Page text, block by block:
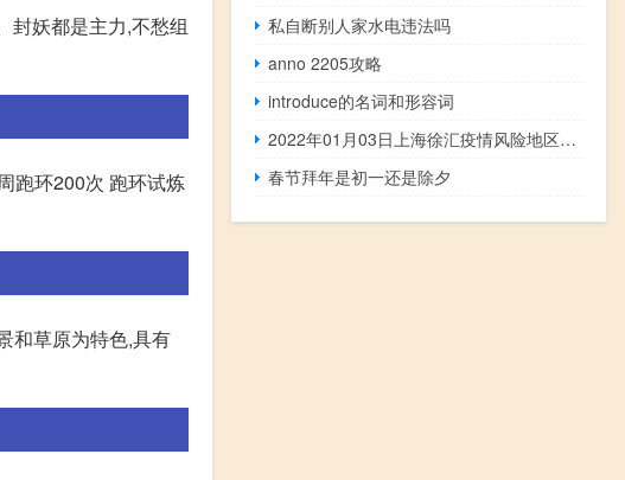
封妖都是主力,不愁组
跑环200次 跑环试炼
和草原为特色,具有
私自断别人家水电违法吗
anno 2205攻略
introduce的名词和形容词
2022年01月03日上海徐汇疫情风险地区名单高、中、低风险数据消息
春节拜年是初一还是除夕